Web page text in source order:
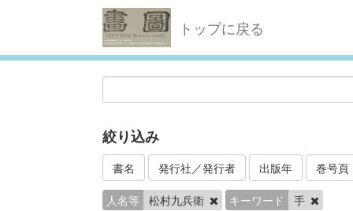
トップに戻る
絞り込み
書名 発行社／発行者 出版年 巻号頁
人名等 松村九兵衛 キーワード 手